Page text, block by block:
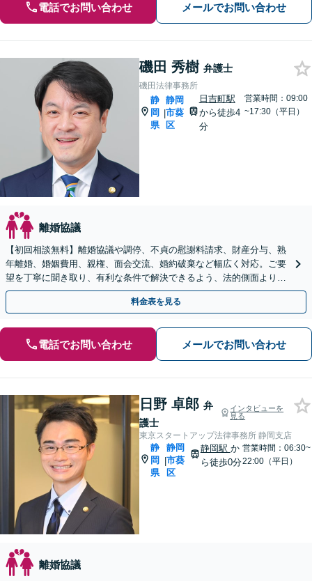
電話でお問い合わせ メールでお問い合わせ
磯田 秀樹 弁護士
磯田法律事務所
静
岡
県
|
静岡
市葵
区
日吉町駅
から徒歩4
分
営業時間：09:00
~17:30（平日）
離婚協議
【初回相談無料】離婚協議や調停、不貞の慰謝料請求、財産分与、熟
年離婚、婚姻費用、親権、面会交流、婚約破棄など幅広く対応。ご要
望を丁寧に聞き取り、有利な条件で解決できるよう、法的側面よりお
力添えいたします【完全個室で対応】
料金表を見る
電話でお問い合わせ メールでお問い合わせ
日野 卓郎 弁
護士
インタビューを
見る
東京スタートアップ法律事務所 静岡支店
静
岡
県
|
静岡
市葵
区
静岡駅 か
ら徒歩0分
営業時間：06:30~
22:00（平日）
離婚協議